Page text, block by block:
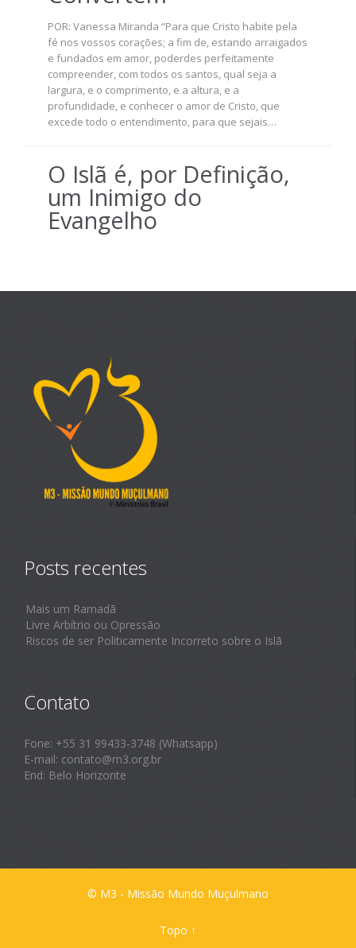
POR: Vanessa Miranda “Para que Cristo habite pela
fé nos vossos corações; a fim de, estando arraigados
e fundados em amor, poderdes perfeitamente
compreender, com todos os santos, qual seja a
largura, e o comprimento, e a altura, e a
profundidade, e conhecer o amor de Cristo, que
excede todo o entendimento, para que sejais…
O Islã é, por Definição,
um Inimigo do
Evangelho
Posts recentes
Mais um Ramadã
Livre Arbítrio ou Opressão
Riscos de ser Politicamente Incorreto sobre o Islã
Contato
Fone: +55 31 99433-3748 (Whatsapp)
E-mail: contato@m3.org.br
End: Belo Horizonte
© M3 - Missão Mundo Muçulmano
Topo ↑